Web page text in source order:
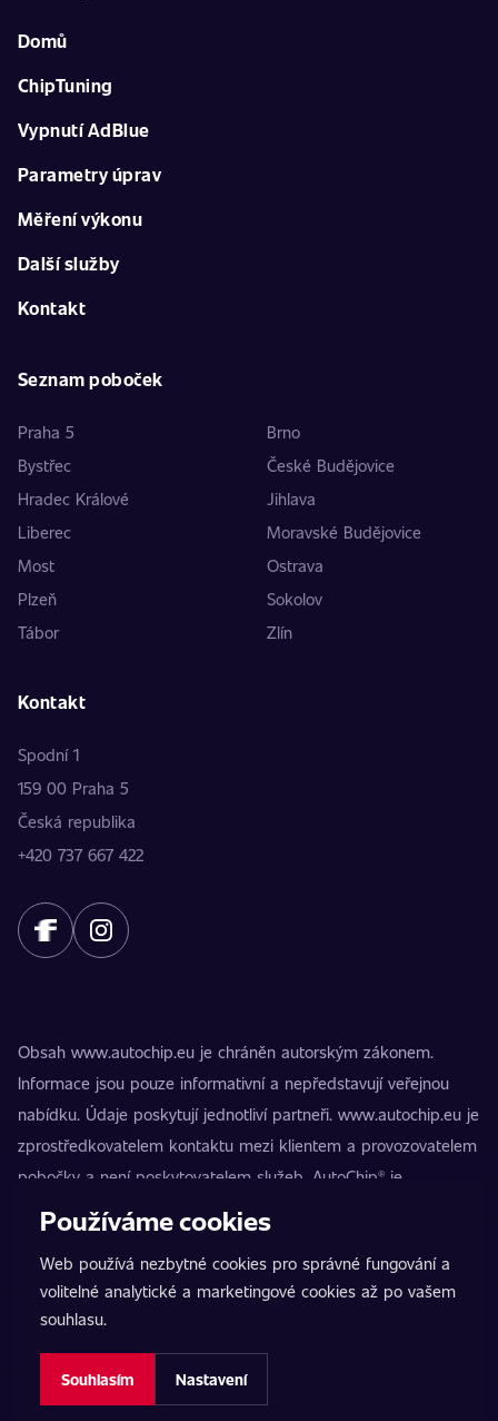
Domů
ChipTuning
Vypnutí AdBlue
Parametry úprav
Měření výkonu
Další služby
Kontakt
Seznam poboček
Praha 5
Brno
Bystřec
České Budějovice
Hradec Králové
Jihlava
Liberec
Moravské Budějovice
Most
Ostrava
Plzeň
Sokolov
Tábor
Zlín
Kontakt
Spodní 1
159 00 Praha 5
Česká republika
+420 737 667 422
Obsah www.autochip.eu je chráněn autorským zákonem.
Informace jsou pouze informativní a nepředstavují veřejnou
nabídku. Údaje poskytují jednotliví partneři. www.autochip.eu je
zprostředkovatelem kontaktu mezi klientem a provozovatelem
pobočky a není poskytovatelem služeb. AutoChip® je
registrovaná ochranná známka Petra Kučery. Úpravy, které
nezpůsobilosti vozidla k provozu na pozemních komunikacích.
Přesné informace poskytuje vždy konkrétní provozovatel
pobočky.
Nastavení cookies
Používáme cookies
Web používá nezbytné cookies pro správné fungování a
volitelné analytické a marketingové cookies až po vašem
souhlasu.
Souhlasím Nastavení